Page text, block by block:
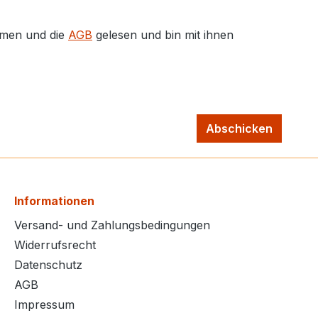
und die AGB gelesen und bin mit ihnen
Abschicken
Informationen
Versand- und Zahlungsbedingungen
Widerrufsrecht
Datenschutz
AGB
Impressum